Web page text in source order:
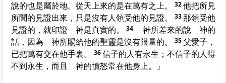
說的也是屬於地。從天上來的是在萬有之上。
32他把所見
所聞的見證出來，只是沒有人領受他的見證。
33那領受他
見證的，就印證 神是真實的。
34
神所差來的說 神的
話，因為 神所賜給他的聖靈是沒有限量的。
35父愛子，
已把萬有交在他手裏。
36信子的人有永生；不信子的人得
不到永生，而且 神的憤怒常在他身上。」